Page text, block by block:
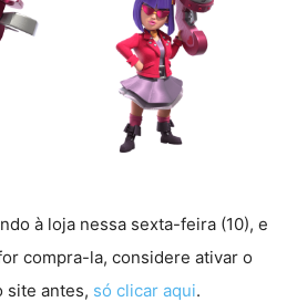
à loja nessa sexta-feira (10), e
compra-la, considere ativar o
site antes, só clicar aqui.